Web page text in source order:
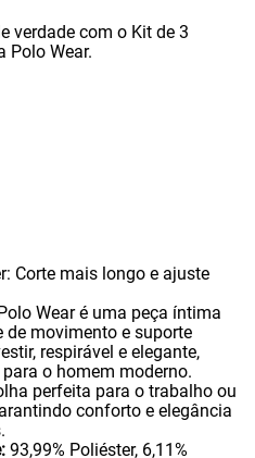
verdade com o Kit de 3
Polo Wear.
Corte mais longo e ajuste
Wear é uma peça íntima
movimento e suporte
respirável e elegante,
o homem moderno.
perfeita para o trabalho ou
conforto e elegância
93,99% Poliéster, 6,11%